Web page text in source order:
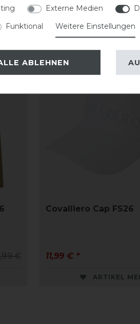
€
-20%
Covalliero Cap FS26
11,99 € *
ARTIKEL
Externe Medien
Funktional Weitere Einstellungen
ABLEHNEN